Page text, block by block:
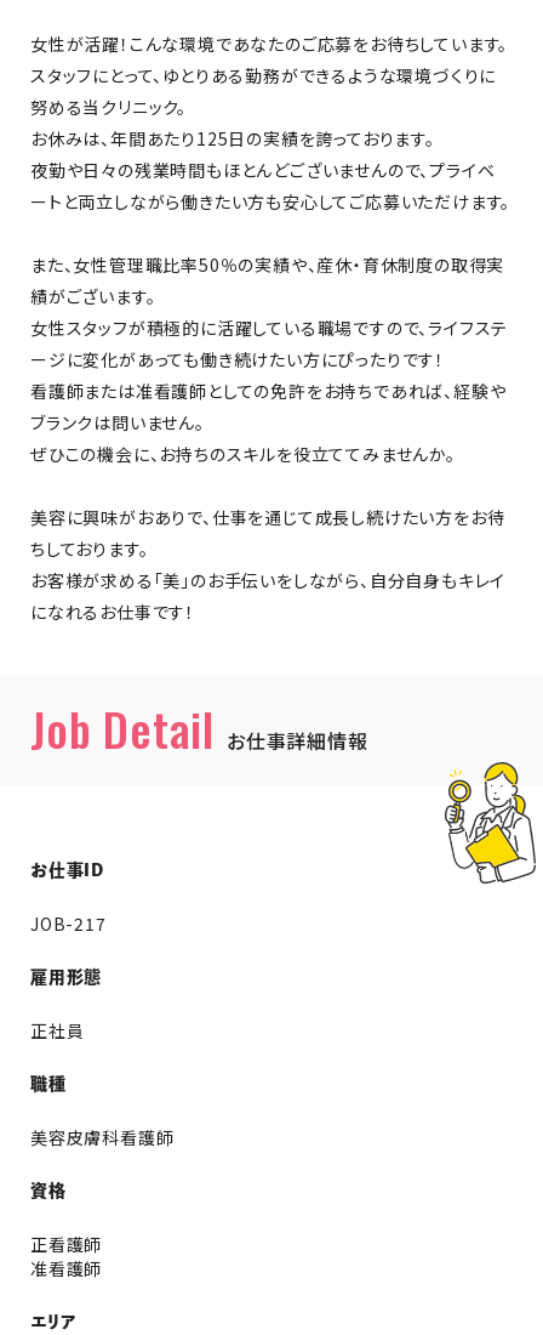
女性が活躍！こんな環境であなたのご応募をお待ちしています。
スタッフにとって、ゆとりある勤務ができるような環境づくりに
努める当クリニック。
お休みは、年間あたり125日の実績を誇っております。
夜勤や日々の残業時間もほとんどございませんので、プライベ
ートと両立しながら働きたい方も安心してご応募いただけます。
また、女性管理職比率50％の実績や、産休・育休制度の取得実
績がございます。
女性スタッフが積極的に活躍している職場ですので、ライフステ
ージに変化があっても働き続けたい方にぴったりです！
看護師または准看護師としての免許をお持ちであれば、経験や
ブランクは問いません。
ぜひこの機会に、お持ちのスキルを役立ててみませんか。
美容に興味がおありで、仕事を通じて成長し続けたい方をお待
ちしております。
お客様が求める「美」のお手伝いをしながら、自分自身もキレイ
になれるお仕事です！
Job Detail お仕事詳細情報
お仕事ID
JOB-217
雇用形態
正社員
職種
美容皮膚科看護師
資格
正看護師
准看護師
エリア